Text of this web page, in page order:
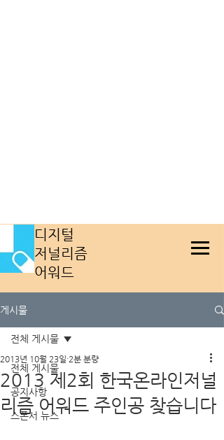
​디지털
저널리즘
어워드
게시물
전체 게시물
공지사항
스폰서 뉴스
전체 게시물
2013 제2회 한국온라인저널
리즘 어워드 주인공 찾습니다
2013년 10월 23일 2분 분량